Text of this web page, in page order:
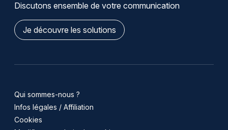
Discutons ensemble de votre communication
Je découvre les solutions
Qui sommes-nous ?
Infos légales / Affiliation
Cookies